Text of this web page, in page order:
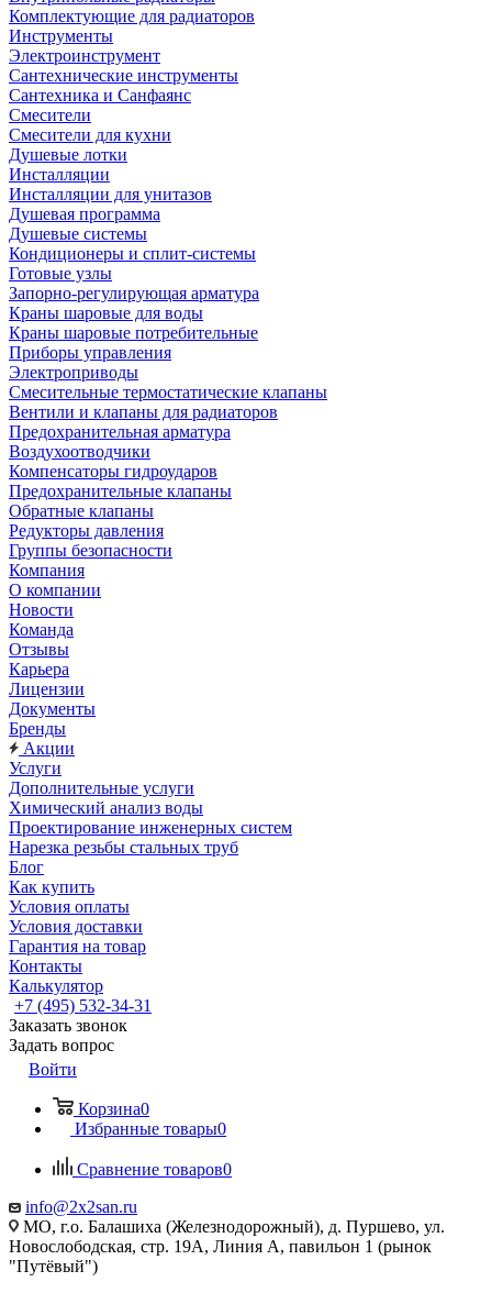
Комплектующие для радиаторов
Инструменты
Электроинструмент
Сантехнические инструменты
Сантехника и Санфаянс
Смесители
Смесители для кухни
Душевые лотки
Инсталляции
Инсталляции для унитазов
Душевая программа
Душевые системы
Кондиционеры и сплит-системы
Готовые узлы
Запорно-регулирующая арматура
Краны шаровые для воды
Краны шаровые потребительные
Приборы управления
Электроприводы
Смесительные термостатические клапаны
Вентили и клапаны для радиаторов
Предохранительная арматура
Воздухоотводчики
Компенсаторы гидроударов
Предохранительные клапаны
Обратные клапаны
Редукторы давления
Группы безопасности
Компания
О компании
Новости
Команда
Отзывы
Карьера
Лицензии
Документы
Бренды
Акции
Услуги
Дополнительные услуги
Химический анализ воды
Проектирование инженерных систем
Нарезка резьбы стальных труб
Блог
Как купить
Условия оплаты
Условия доставки
Гарантия на товар
Контакты
Калькулятор
+7 (495) 532‑34‑31
Заказать звонок
Задать вопрос
Войти
Корзина0
Избранные товары0
Сравнение товаров0
info@2x2san.ru
МО, г.о. Балашиха (Железнодорожный), д. Пуршево, ул.
Новослободская, стр. 19А, Линия А, павильон 1 (рынок
"Путёвый")